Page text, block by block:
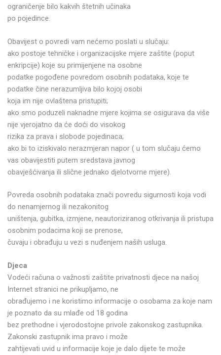
ograničenje bilo kakvih štetnih učinaka
po pojedince.
Obavijest o povredi vam nećemo poslati u slučaju:
ako postoje tehničke i organizacijske mjere zaštite (poput
enkripcije) koje su primijenjene na osobne
podatke pogođene povredom osobnih podataka, koje te
podatke čine nerazumljiva bilo kojoj osobi
koja im nije ovlaštena pristupiti;
ako smo poduzeli naknadne mjere kojima se osigurava da više
nije vjerojatno da će doći do visokog
rizika za prava i slobode pojedinaca;
ako bi to iziskivalo nerazmjeran napor ( u tom slučaju ćemo
vas obavijestiti putem sredstava javnog
obavješćivanja ili slične jednako djelotvorne mjere).
Povreda osobnih podataka znači povredu sigurnosti koja vodi
do nenamjernog ili nezakonitog
uništenja, gubitka, izmjene, neautoriziranog otkrivanja ili pristupa
osobnim podacima koji se prenose,
čuvaju i obrađuju u vezi s nuđenjem naših usluga.
Djeca
Vodeći računa o važnosti zaštite privatnosti djece na našoj
Internet stranici ne prikupljamo, ne
obrađujemo i ne koristimo informacije o osobama za koje nam
je poznato da su mlađe od 18 godina
bez prethodne i vjerodostojne privole zakonskog zastupnika.
Zakonski zastupnik ima pravo i može
zahtijevati uvid u informacije koje je dalo dijete te može